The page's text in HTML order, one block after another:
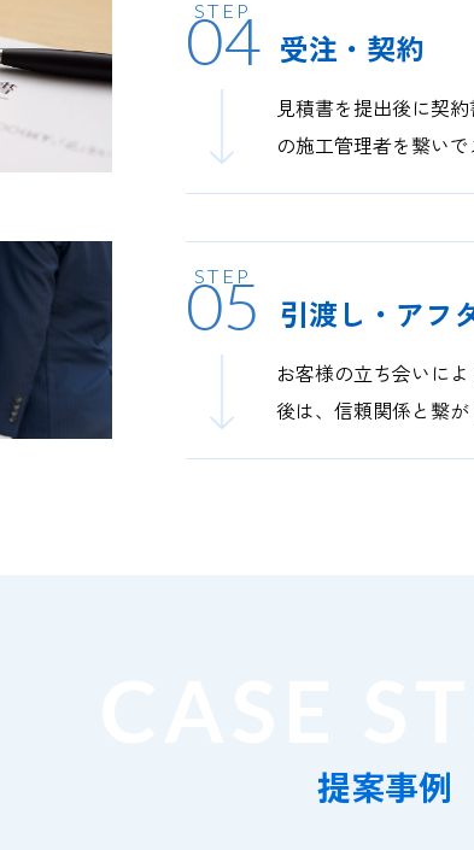
04 受注・契約
見積書を提出後に契
の施工管理者を繋い
05 引渡し・アフ
お客様の立ち会いに
後は、信頼関係と繋
提案事例